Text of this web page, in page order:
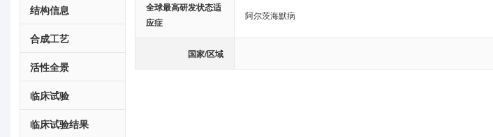
结构信息
合成工艺
活性全景
临床试验
临床试验结果
全球最高研发状态适
应症
阿尔茨海默病
国家/区域